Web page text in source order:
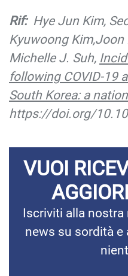
Rif:Hye Jun Kim,
Kyuwoong Kim,Joon
Michelle J. Suh,
following COVID-19
South Korea: a
https://doi.org/
VUOI
Iscriviti alla nostra
news su sordità e